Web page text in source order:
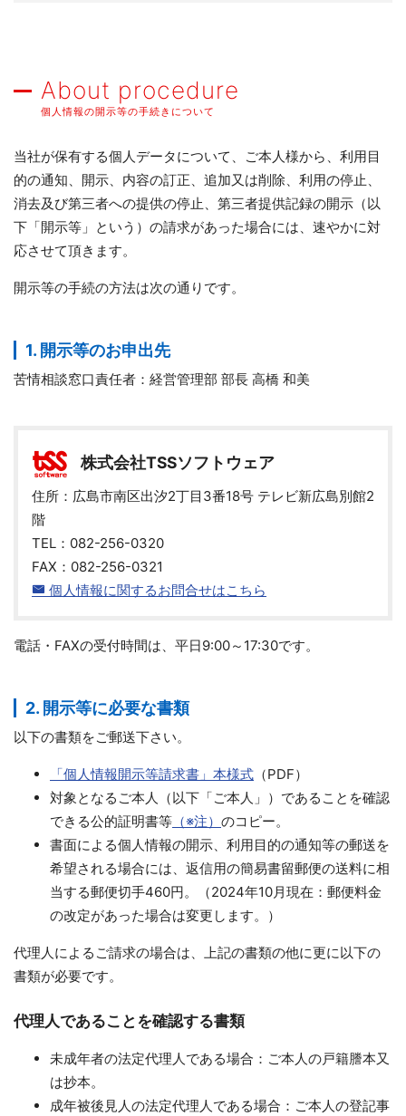
About procedure
個人情報の開示等の手続きについて
当社が保有する個人データについて、ご本人様から、利用目
的の通知、開示、内容の訂正、追加又は削除、利用の停止、
消去及び第三者への提供の停止、第三者提供記録の開示（以
下「開示等」という）の請求があった場合には、速やかに対
応させて頂きます。
開示等の手続の方法は次の通りです。
1. 開示等のお申出先
苦情相談窓口責任者：経営管理部 部長 高橋 和美
株式会社TSSソフトウェア
住所：広島市南区出汐2丁目3番18号 テレビ新広島別館2
階
TEL：082-256-0320
FAX：082-256-0321
個人情報に関するお問合せはこちら
電話・FAXの受付時間は、平日9:00～17:30です。
2. 開示等に必要な書類
以下の書類をご郵送下さい。
「個人情報開示等請求書」本様式 （PDF）
対象となるご本人（以下「ご本人」）であることを確認
できる公的証明書等 （※注） のコピー。
書面による個人情報の開示、利用目的の通知等の郵送を
希望される場合には、返信用の簡易書留郵便の送料に相
当する郵便切手460円。（2024年10月現在：郵便料金
の改定があった場合は変更します。）
代理人によるご請求の場合は、上記の書類の他に更に以下の
書類が必要です。
代理人であることを確認する書類
未成年者の法定代理人である場合：ご本人の戸籍謄本又
は抄本。
成年被後見人の法定代理人である場合：ご本人の登記事